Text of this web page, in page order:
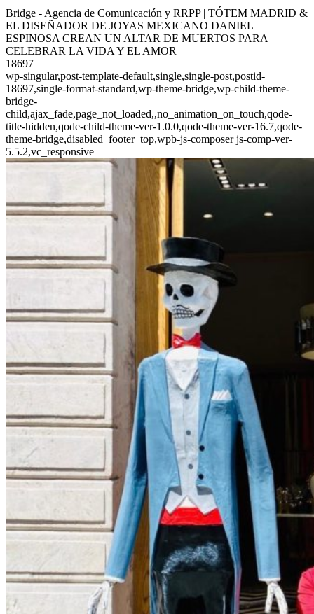
Bridge - Agencia de Comunicación y RRPP | TÓTEM MADRID &
EL DISEÑADOR DE JOYAS MEXICANO DANIEL
ESPINOSA CREAN UN ALTAR DE MUERTOS PARA
CELEBRAR LA VIDA Y EL AMOR
18697
wp-singular,post-template-default,single,single-post,postid-
18697,single-format-standard,wp-theme-bridge,wp-child-theme-
bridge-
child,ajax_fade,page_not_loaded,,no_animation_on_touch,qode-
title-hidden,qode-child-theme-ver-1.0.0,qode-theme-ver-16.7,qode-
theme-bridge,disabled_footer_top,wpb-js-composer js-comp-ver-
5.5.2,vc_responsive